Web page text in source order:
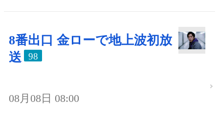
8番出口 金ローで地上波初放
送
98
08月08日 08:00